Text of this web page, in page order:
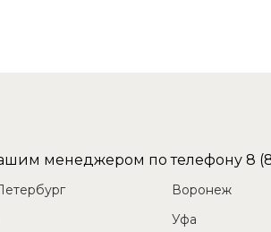
менеджером по телефону 8
Воронеж
Уфа